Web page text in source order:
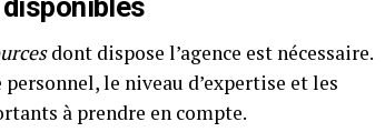
dont dispose l’agence est nécessaire.
le niveau d’expertise et les
à prendre en compte.